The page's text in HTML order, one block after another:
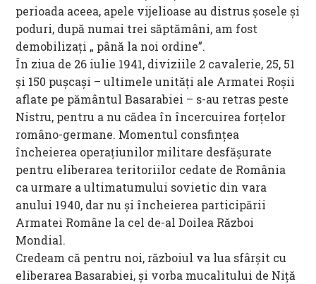
perioada aceea, apele vijelioase au distrus şosele şi
poduri, după numai trei săptămâni, am fost
demobilizaţi „ până la noi ordine”.
În ziua de 26 iulie 1941, diviziile 2 cavalerie, 25, 51
și 150 puşcaşi – ultimele unităţi ale Armatei Roşii
aflate pe pământul Basarabiei – s-au retras peste
Nistru, pentru a nu cădea în încercuirea forţelor
româno-germane. Momentul consfinţea
încheierea operaţiunilor militare desfăşurate
pentru eliberarea teritoriilor cedate de România
ca urmare a ultimatumului sovietic din vara
anului 1940, dar nu şi încheierea participării
Armatei Române la cel de-al Doilea Război
Mondial.
Credeam că pentru noi, războiul va lua sfârșit cu
eliberarea Basarabiei, și vorba mucalitului de Niță